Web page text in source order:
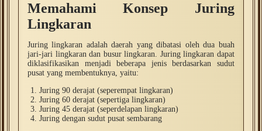
Memahami Konsep Juring
Lingkaran
Juring lingkaran adalah daerah yang dibatasi oleh dua buah
jari-jari lingkaran dan busur lingkaran. Juring lingkaran dapat
diklasifikasikan menjadi beberapa jenis berdasarkan sudut
pusat yang membentuknya, yaitu:
Juring 90 derajat (seperempat lingkaran)
Juring 60 derajat (sepertiga lingkaran)
Juring 45 derajat (seperdelapan lingkaran)
Juring dengan sudut pusat sembarang